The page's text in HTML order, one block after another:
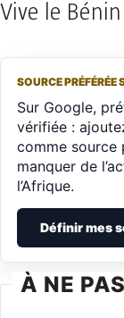
Vive le
SOURCE PRÉFÉRÉE
Sur Google,
vérifiée :
comme source
manquer de
l’Afrique.
Définir mes
À NE